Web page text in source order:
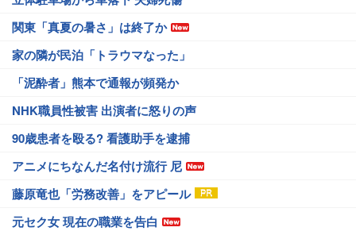
関東「真夏の暑さ」は終了か
家の隣が民泊「トラウマなった」
「泥酔者」熊本で通報が頻発か
NHK職員性被害 出演者に怒りの声
90歳患者を殴る? 看護助手を逮捕
アニメにちなんだ名付け流行 尼
藤原竜也「労務改善」をアピール
元セク女 現在の職業を告白